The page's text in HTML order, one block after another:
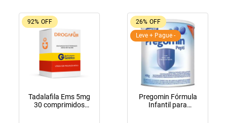
92% OFF
Tadalafila Ems 5mg
30 comprimidos
26% OFF
Leve + Pague -
Pregomin Fórmula
Infantil para